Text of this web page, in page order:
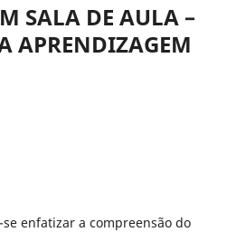
SALA DE AULA –
APRENDIZAGEM
enfatizar a compreensão do